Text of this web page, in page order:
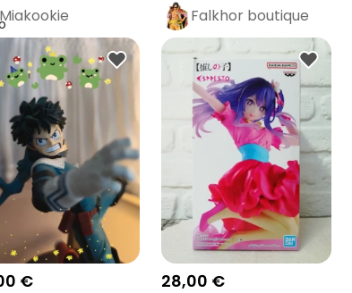
Miakookie
€
Falkhor boutique
Pro
28,00 €